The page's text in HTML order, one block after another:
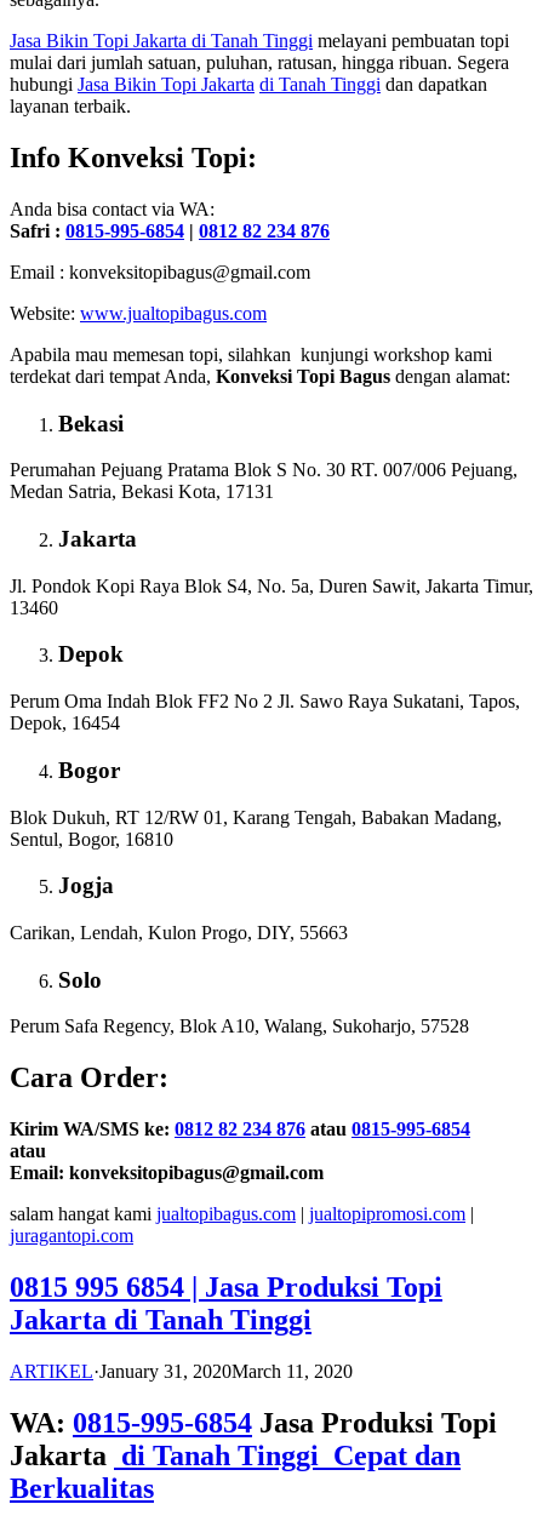
Jasa Bikin Topi Jakarta di Tanah Tinggi melayani pembuatan topi
mulai dari jumlah satuan, puluhan, ratusan, hingga ribuan. Segera
hubungi Jasa Bikin Topi Jakarta di Tanah Tinggi dan dapatkan
layanan terbaik.
Info Konveksi Topi:
Anda bisa contact via WA:
Safri : 0815-995-6854 | 0812 82 234 876
Email : konveksitopibagus@gmail.com
Website: www.jualtopibagus.com
Apabila mau memesan topi, silahkan kunjungi workshop kami
terdekat dari tempat Anda, Konveksi Topi Bagus dengan alamat:
Bekasi
Perumahan Pejuang Pratama Blok S No. 30 RT. 007/006 Pejuang,
Medan Satria, Bekasi Kota, 17131
Jakarta
Jl. Pondok Kopi Raya Blok S4, No. 5a, Duren Sawit, Jakarta Timur,
13460
Depok
Perum Oma Indah Blok FF2 No 2 Jl. Sawo Raya Sukatani, Tapos,
Depok, 16454
Bogor
Blok Dukuh, RT 12/RW 01, Karang Tengah, Babakan Madang,
Sentul, Bogor, 16810
Jogja
Carikan, Lendah, Kulon Progo, DIY, 55663
Solo
Perum Safa Regency, Blok A10, Walang, Sukoharjo, 57528
Cara Order:
Kirim WA/SMS ke: 0812 82 234 876 atau 0815-995-6854
atau
Email: konveksitopibagus@gmail.com
salam hangat kami jualtopibagus.com | jualtopipromosi.com |
juragantopi.com
0815 995 6854 | Jasa Produksi Topi
Jakarta di Tanah Tinggi
ARTIKEL·January 31, 2020March 11, 2020
WA: 0815-995-6854 Jasa Produksi Topi
Jakarta di Tanah Tinggi Cepat dan
Berkualitas